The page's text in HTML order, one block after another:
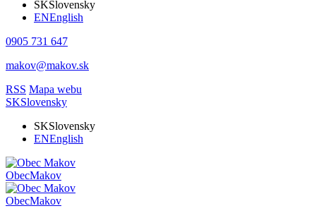
SKSlovensky
ENEnglish
0905 731 647
makov@makov.sk
RSS Mapa webu
SKSlovensky
SKSlovensky
ENEnglish
ObecMakov
ObecMakov